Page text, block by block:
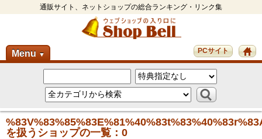
通販サイト、ネットショップの総合ランキング・リンク集
Menu ▼ PCサイト
を扱うショップの一覧：0